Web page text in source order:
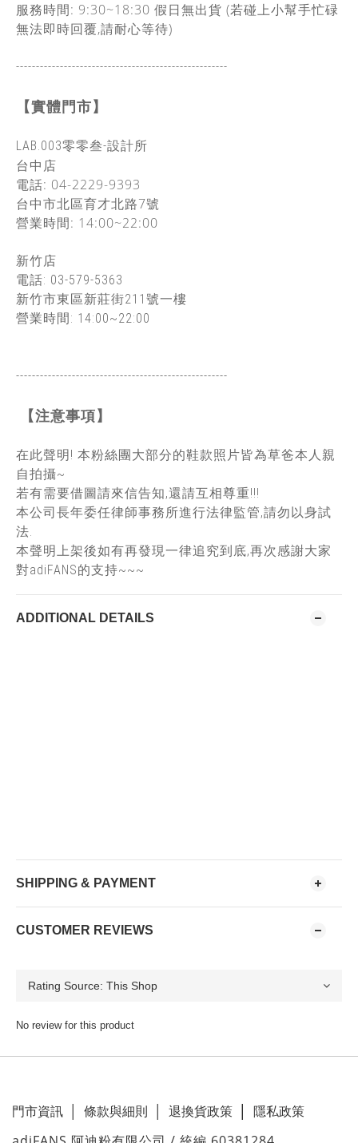
服務時間: 9:30~18:30 假日無出貨 (若碰上小幫手忙碌
無法即時回覆,請耐心等待)
-----------------------------------------------------
【實體門市】
LAB.003零零叁-設計所
台中店
電話: 04-2229-9393
台中市北區育才北路7號
營業時間: 14:00~22:00
新竹店
電話: 03-579-5363
新竹市東區新莊街211號一樓
營業時間: 14:00~22:00
-----------------------------------------------------
【注意事項】
在此聲明! 本粉絲團大部分的鞋款照片皆為草爸本人親
自拍攝~
若有需要借圖請來信告知,還請互相尊重!!!
本公司長年委任律師事務所進行法律監管,請勿以身試
法.
本聲明上架後如有再發現一律追究到底,再次感謝大家
對adiFANS的支持~~~
ADDITIONAL DETAILS
SHIPPING & PAYMENT
CUSTOMER REVIEWS
No review for this product
門市資訊 條款與細則 退換貨政策 隱私政策